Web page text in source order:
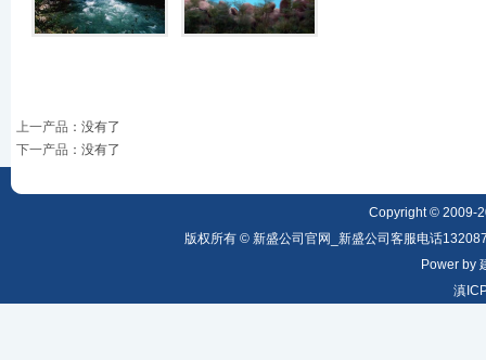
上一产品 ：没有了
下一产品 ：没有了
Copyright © 2009-
版权所有 © 新盛公司官网_新盛公司客服电话
Power by
滇